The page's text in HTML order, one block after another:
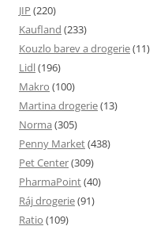
JIP (220)
Kaufland (233)
Kouzlo barev a drogerie(11)
Lidl(196)
Makro (100)
Martina drogerie(13)
Norma (305)
Penny Market(438)
Pet Center(309)
PharmaPoint(40)
Ráj drogerie(91)
Ratio (109)